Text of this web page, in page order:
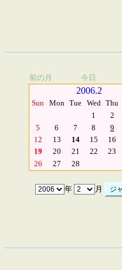
前の月 今日
2006.2
Sun Mon Tue Wed Thu
1
2
5
6 7 8 9
12
13 14 15 16
19
20 21 22 23
26
27 28
年 月